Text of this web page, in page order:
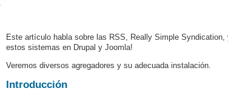
Este artículo habla sobre las RSS, Really Simple
estos sistemas en Drupal y Joomla!
Veremos diversos agregadores y su adecuada instalación.
Introducción